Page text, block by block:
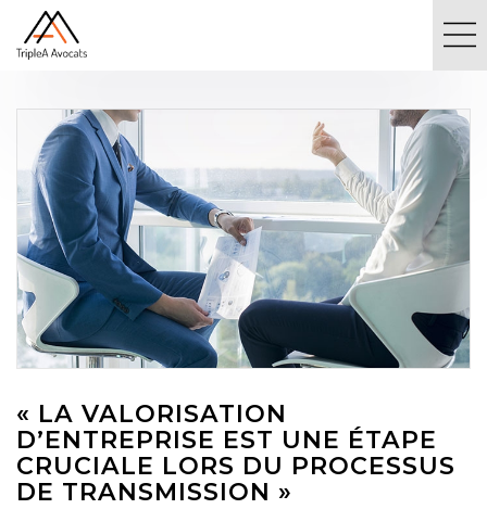
« LA VALORISATION
D’ENTREPRISE EST UNE ÉTAPE
CRUCIALE LORS DU PROCESSUS
DE TRANSMISSION »